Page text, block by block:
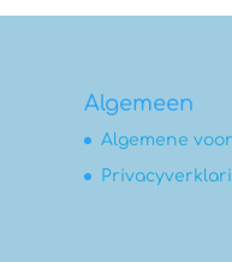
Algemeen
Algemene